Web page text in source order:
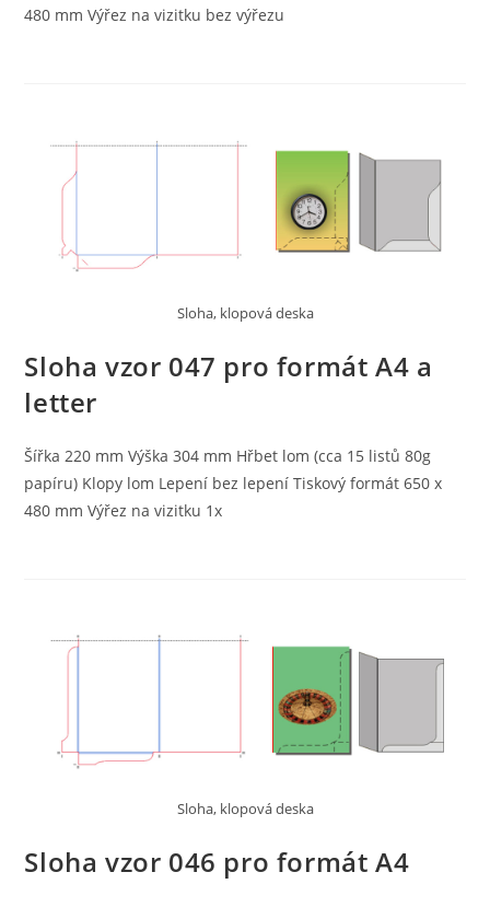
480 mm Výřez na vizitku bez výřezu
Sloha, klopová deska
Sloha vzor 047 pro formát A4 a
letter
Šířka 220 mm Výška 304 mm Hřbet lom (cca 15 listů 80g
papíru) Klopy lom Lepení bez lepení Tiskový formát 650 x
480 mm Výřez na vizitku 1x
Sloha, klopová deska
Sloha vzor 046 pro formát A4